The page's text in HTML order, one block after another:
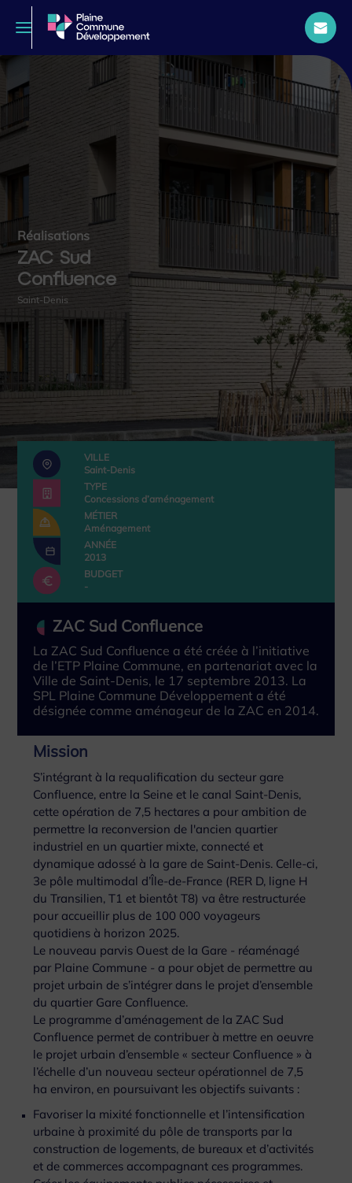
Réalisations
ZAC Sud
Confluence
Saint-Denis
VILLE
Saint-Denis
TYPE
Concessions d’aménagement
MÉTIER
Aménagement
ANNÉE
2013
BUDGET
-
ZAC Sud Confluence
La ZAC Sud Confluence a été créée à l’initiative
de l’ETP Plaine Commune, en partenariat avec la
Ville de Saint-Denis, le 17 septembre 2013. La
SPL Plaine Commune Développement a été
désignée comme aménageur de la ZAC en 2014.
Mission
S’intégrant à la requalification du secteur gare
Confluence, entre la Seine et le canal Saint-Denis,
cette opération de 7,5 hectares a pour ambition de
permettre la reconversion de l'ancien quartier
industriel en un quartier mixte, connecté et
dynamique adossé à la gare de Saint-Denis. Celle-ci,
3e pôle multimodal d’Île-de-France (RER D, ligne H
du Transilien, T1 et bientôt T8) va être restructurée
pour accueillir plus de 100 000 voyageurs
quotidiens à horizon 2025.
Le nouveau parvis Ouest de la Gare - réaménagé
par Plaine Commune - a pour objet de permettre au
projet urbain de s’intégrer dans le projet d’ensemble
du quartier Gare Confluence.
Le programme d’aménagement de la ZAC Sud
Confluence permet de contribuer à mettre en oeuvre
le projet urbain d’ensemble « secteur Confluence » à
l’échelle d’un nouveau secteur opérationnel de 7,5
ha environ, en poursuivant les objectifs suivants :
Favoriser la mixité fonctionnelle et l’intensification
urbaine à proximité du pôle de transports par la
construction de logements, de bureaux et d’activités
et de commerces accompagnant ces programmes.